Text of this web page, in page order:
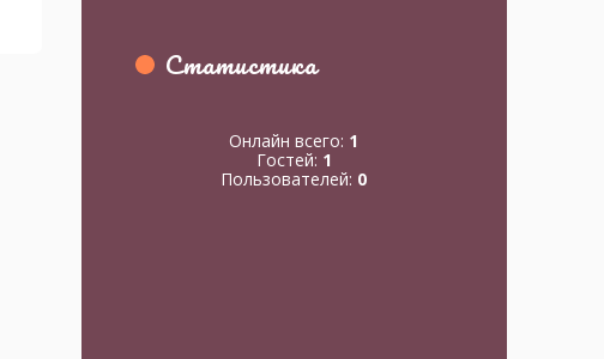
Статистика
Онлайн всего: 1
Гостей: 1
Пользователей: 0